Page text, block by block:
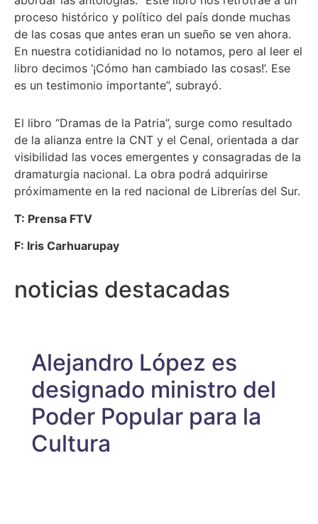
proceso histórico y político del país donde muchas
de las cosas que antes eran un sueño se ven ahora.
En nuestra cotidianidad no lo notamos, pero al leer el
libro decimos ‘¡Cómo han cambiado las cosas!’. Ese
es un testimonio importante”, subrayó.
El libro “Dramas de la Patria”, surge como resultado
de la alianza entre la CNT y el Cenal, orientada a dar
visibilidad las voces emergentes y consagradas de la
dramaturgia nacional. La obra podrá adquirirse
próximamente en la red nacional de Librerías del Sur.
T: Prensa FTV
F: Iris Carhuarupay
noticias destacadas
Alejandro López es
designado ministro del
Poder Popular para la
Cultura